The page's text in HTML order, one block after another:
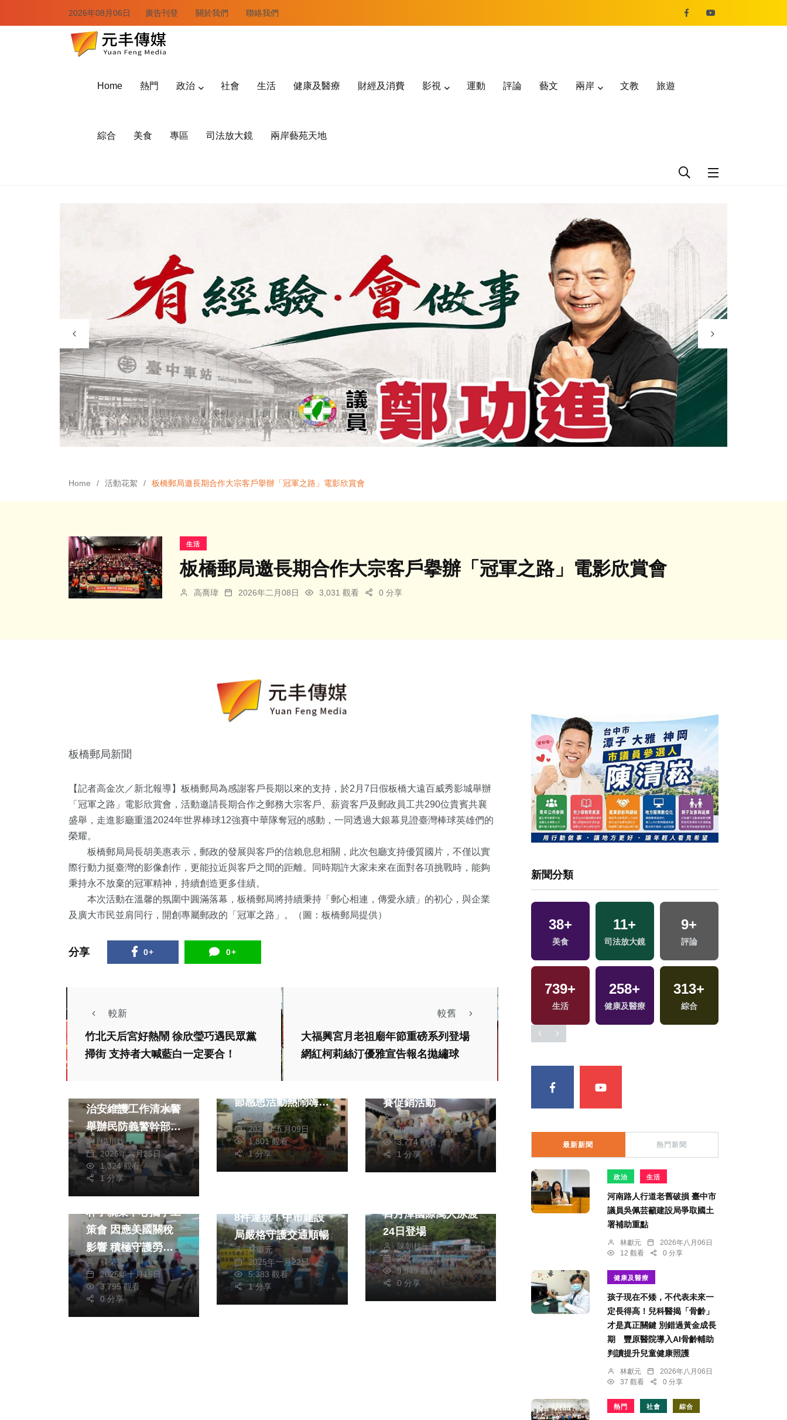
2026年08月06日 廣告刊登 關於我們 聯絡我們
Home 熱門 政治 社會 生活 健康及醫療 財經及消費 影視 運動 評論 藝文 兩岸 文教 旅遊
綜合 美食 專區 司法放大鏡 兩岸藝苑天地
Home 活動花絮 板橋郵局邀長期合作大宗客戶擧辦「冠軍之路」電影欣賞會
生活
板橋郵局邀長期合作大宗客戶擧辦「冠軍之路」電影欣賞會
高喬瑋 2026年二月08日 3,031 觀看 0 分享
板橋郵局新聞
【記者高金次／新北報導】板橋郵局為感謝客戶長期以來的支持，於2月7日假板橋大遠百威秀影城舉辦
「冠軍之路」電影欣賞會，活動邀請長期合作之郵務大宗客戶、薪資客戶及郵政員工共290位貴賓共襄
盛舉，走進影廳重溫2024年世界棒球12強賽中華隊奪冠的感動，一同透過大銀幕見證臺灣棒球英雄們的
榮耀。
板橋郵局局長胡美惠表示，郵政的發展與客戶的信賴息息相關，此次包廳支持優質國片，不僅以實
際行動力挺臺灣的影像創作，更能拉近與客戶之間的距離。同時期許大家未來在面對各項挑戰時，能夠
秉持永不放棄的冠軍精神，持續創造更多佳績。
本次活動在溫馨的氛圍中圓滿落幕，板橋郵局將持續秉持「郵心相連，傳愛永續」的初心，與企業
及廣大市民並肩同行，開創專屬郵政的「冠軍之路」。（圖：板橋郵局提供）
分享 0+ 0+
較新
竹北天后宮好熱鬧 徐欣瑩巧遇民眾黨
掃街 支持者大喊藍白一定要合！
較舊
大福興宮月老祖廟年節重磅系列登場
網紅柯莉絲汀優雅宣告報名拋繡球
治安維護工作清水警
舉辦民防義警幹部精
實訓練
楊川欽
2026年六月25日
1,324 觀看
1 分享
致用高中63週年校
慶舉辦運動會暨母親
節感恩活動熱鬧嗨翻
天 張皓傑
2026年五月09日
1,801 觀看
1 分享
賽促銷活動
編輯部
2025年十月05日
3,774 觀看
1 分享
熱門 生活
朴子就業中心攜手工
策會 因應美國關稅
影響 積極守護勞
工、挺雇主
蘇榮泉
2025年十月16日
3,795 觀看
0 分享
8件違規！中市建設
局嚴格守護交通順暢
林獻元
2025年一月22日
5,383 觀看
1 分享
熱門 社會
生活 健康及醫療
日月潭國際萬人泳渡
24日登場
陳朝枝
2023年九月24日
9,949 觀看
0 分享
新聞分類
+ 36+
兩岸
497
政治 2024總統大選
88 +
運動
35 +
影視
134
305
文教
38+
美食
11+
司法放大鏡
9+
評論
739+
生活
258+
健康及醫療
313+
綜合
最新新聞 熱門新聞
政治 生活
河南路人行道老舊破損 臺中市
議員吳佩芸籲建設局爭取國土
署補助重點
林獻元
2026年八月06日
12 觀看
0 分享
健康及醫療
孩子現在不矮，不代表未來一
定長得高！兒科醫揭「骨齡」
才是真正關鍵 別錯過黃金成長
期 豐原醫院導入AI骨齡輔助
判讀提升兒童健康照護
林獻元
2026年八月06日
37 觀看
0 分享
熱門 社會 綜合